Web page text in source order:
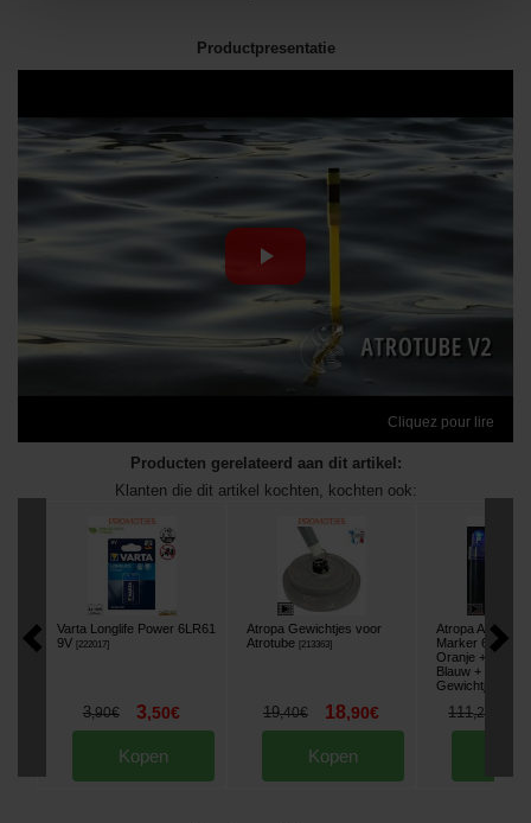
Productpresentatie
Cliquez pour lire
Producten gerelateerd aan dit artikel:
Klanten die dit artikel kochten, kochten ook:
Varta Longlife Power 6LR61
9V [222017]
3,90€ 3,50€
Kopen
Atropa Gewichtjes voor
Atrotube [213363]
19,40€ 18,90€
Kopen
Atropa Atrotube
Marker 6.30m
Oranje + Spot
Blauw +
Gewichtjes
111,20